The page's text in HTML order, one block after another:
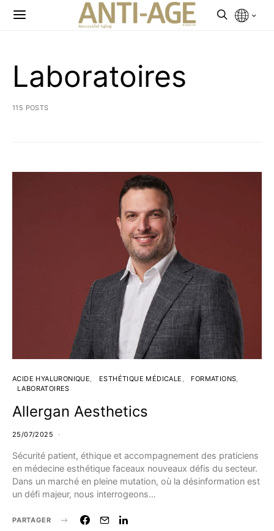
Laboratoires
115 POSTS
ACIDE HYALURONIQUE ESTHÉTIQUE MÉDICALE
FORMATIONS
LABORATOIRES
Allergan Aesthetics
25/07/2025
Sécurité patient, éthique et accompagnement des praticiens
en médecine esthétique faceaux nouveaux défis du secteur.
Dans un marché en pleine mutation, où la désinformation est
un défi majeur, nous interrogeons…
PARTAGER